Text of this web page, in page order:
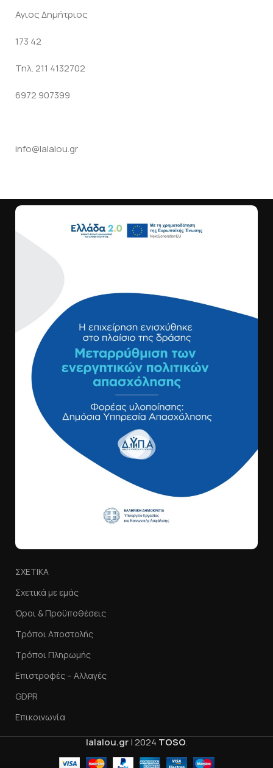
Αγιος Δημήτριος
173 42
Τηλ. 211 4132702
6972 907399
info@lalalou.gr
ΣΧΕΤΙΚΑ
Σχετικά με εμάς
Όροι & Προϋποθέσεις
Τρόποι Αποστολής
Τρόποι Πληρωμής
Επιστροφές – Αλλαγές
GDPR
Επικοινωνία
lalalou.gr|2024 TOSO.